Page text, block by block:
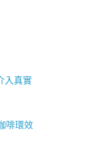
入真實
啡環效